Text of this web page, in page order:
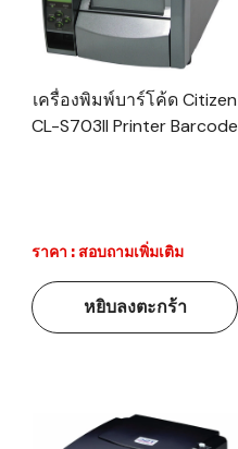
เครื่องพิมพ์บาร์โค้ด Citizen
CL-S703II Printer Barcode
ราคา : สอบถามเพิ่มเติม
หยิบลงตะกร้า